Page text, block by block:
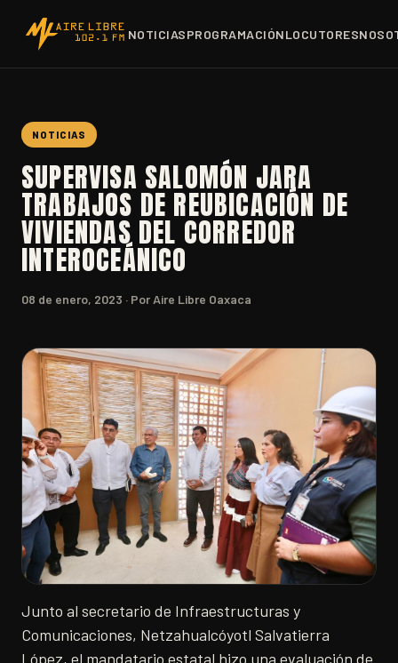
NOTICIASPROGRAMACIÓNLOCUTORES
NOTICIAS
SUPERVISA SALOMÓN JARA
TRABAJOS DE REUBICACIÓN DE
VIVIENDAS DEL CORREDOR
INTEROCEÁNICO
08 de enero, 2023 · Por Aire Libre Oaxaca
Junto al secretario de Infraestructuras y
Comunicaciones, Netzahualcóyotl Salvatierra
López, el mandatario estatal hizo una evaluación de